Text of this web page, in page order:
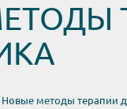
Новые методы терапии